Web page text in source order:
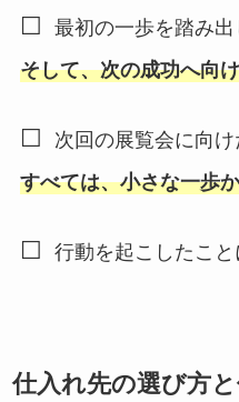
☐
最初の一歩を踏み
そして、次の成功へ向
☐
次回の展覧会に向
すべては、小さな一歩
☐ 行動を起こしたこと
仕入れ先の選び方